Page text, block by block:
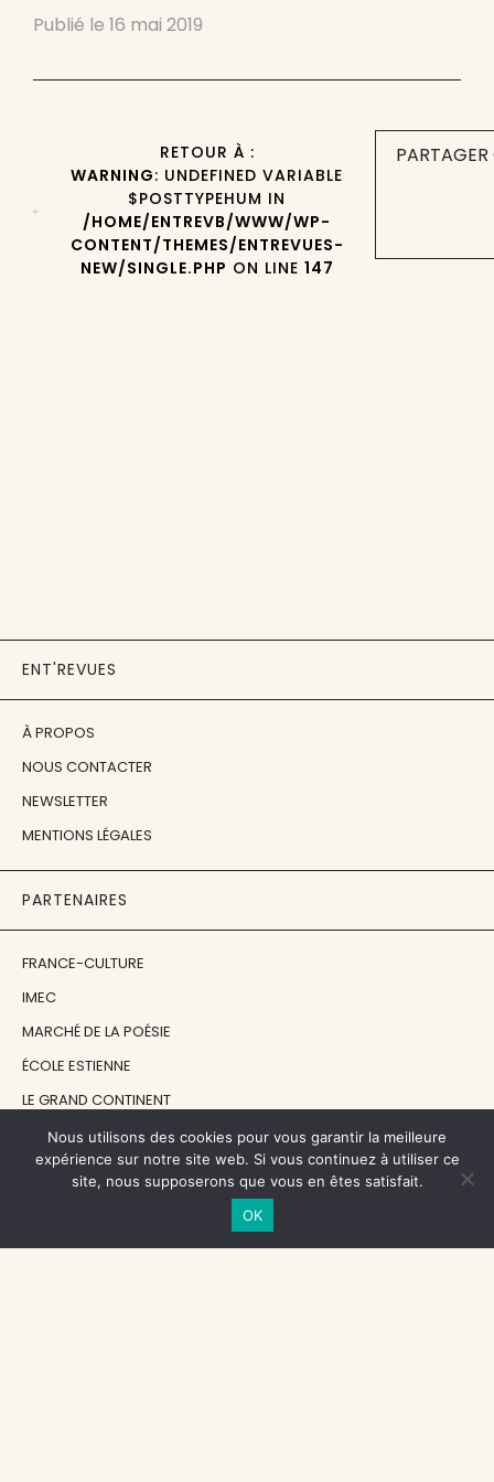
Publié le 16 mai 2019
RETOUR À :
WARNING: UNDEFINED VARIABLE
$POSTTYPEHUM IN
/HOME/ENTREVB/WWW/WP-
CONTENT/THEMES/ENTREVUES-
NEW/SINGLE.PHP ON LINE 147
ENT'REVUES
À PROPOS
NOUS CONTACTER
NEWSLETTER
MENTIONS LÉGALES
PARTENAIRES
FRANCE-CULTURE
IMEC
MARCHÉ DE LA POÉSIE
ÉCOLE ESTIENNE
LE GRAND CONTINENT
DIACRITIK
EN ATTENDANT NADEAU
Nous utilisons des cookies pour vous garantir la meilleure
expérience sur notre site web. Si vous continuez à utiliser ce
site, nous supposerons que vous en êtes satisfait.
OK